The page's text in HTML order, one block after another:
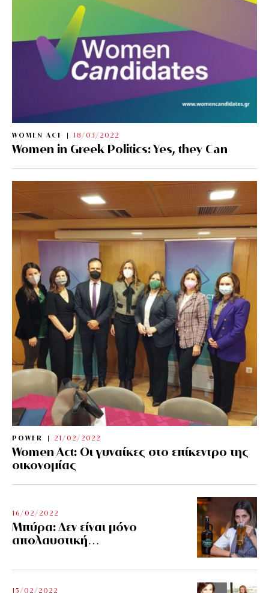
WOMEN ACT 18/03/2022
Women in Greek Politics: Yes, they Can
POWER 21/02/2022
Women Act: Οι γυναίκες στο επίκεντρο της
οικονομίας
16/02/2022
Μπύρα: Δεν είναι μόνο
απολαυστική…
15/02/2022